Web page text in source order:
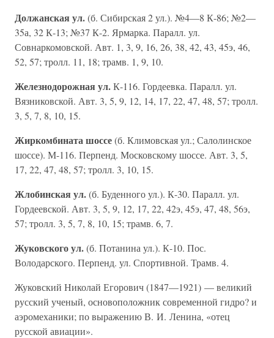
Должанская ул.(б. Сибирская 2 ул.). №4—8 К-86; №2—
35а, 32 К-13; №37 К-2. Ярмарка. Паралл. ул.
Совнаркомовской. Авт. 1, 3, 9, 16, 26, 38, 42, 43, 45э, 46,
52, 57; тролл. 11, 18; трамв. 1, 9, 10.
Железнодорожная ул.К-116. Гордеевка. Паралл. ул.
Вязниковской. Авт. 3, 5, 9, 12, 14, 17, 22, 47, 48, 57; тролл.
3, 5, 7, 8, 10, 15.
Жиркомбината шоссе(б. Климовская ул.; Салолинское
шоссе). М-116. Перпенд. Московскому шоссе. Авт. 3, 5,
17, 22, 47, 48, 57; тролл. 3, 10, 15.
Жлобинская ул.(б. Буденного ул.). К-30. Паралл. ул.
Гордеевской. Авт. 3, 5, 9, 12, 17, 22, 42э, 45э, 47, 48, 56э,
57; тролл. 3, 5, 7, 8, 10, 15; трамв. 6, 7.
Жуковского ул.(б. Потанина ул.). К-10. Пос.
Володарского. Перпенд. ул. Спортивной. Трамв. 4.
Жуковский Николай Егорович (1847—1921) — великий
русский ученый, основоположник современной гидро? и
аэромеханики; по выражению В. И. Ленина, «отец
русской авиации».